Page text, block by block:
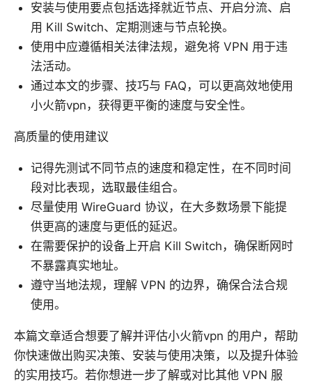
安装与使用要点包括选择就近节点、开启分流、启
用 Kill Switch、定期测速与节点轮换。
使用中应遵循相关法律法规，避免将 VPN 用于违
法活动。
通过本文的步骤、技巧与 FAQ，可以更高效地使用
小火箭vpn，获得更平衡的速度与安全性。
高质量的使用建议
记得先测试不同节点的速度和稳定性，在不同时间
段对比表现，选取最佳组合。
尽量使用 WireGuard 协议，在大多数场景下能提
供更高的速度与更低的延迟。
在需要保护的设备上开启 Kill Switch，确保断网时
不暴露真实地址。
遵守当地法规，理解 VPN 的边界，确保合法合规
使用。
本篇文章适合想要了解并评估小火箭vpn 的用户，帮助
你快速做出购买决策、安装与使用决策，以及提升体验
的实用技巧。若你想进一步了解或对比其他 VPN 服